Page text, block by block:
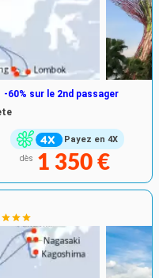
Payez en 4X
-60% sur le 2nd passager
dès 1 350 €